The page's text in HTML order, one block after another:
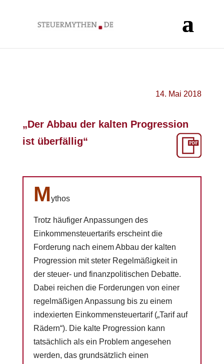
14. Mai 2018
„Der Abbau der kalten Progression
ist überfällig“
Mythos
Trotz häufiger Anpassungen des
Einkommensteuertarifs erscheint die
Forderung nach einem Abbau der kalten
Progression mit steter Regelmäßigkeit in
der steuer- und finanzpolitischen Debatte.
Dabei reichen die Forderungen von einer
regelmäßigen Anpassung bis zu einem
indexierten Einkommensteuertarif („Tarif auf
Rädern“). Die kalte Progression kann
tatsächlich als ein Problem angesehen
werden, das grundsätzlich einen